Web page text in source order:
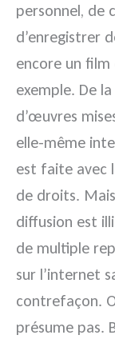
personnel, de
d’enregistrer
encore un
exemple. De
d’œuvres
elle-même
est faite avec
de droits.
diffusion est
de multiple
sur l’internet
contrefaçon.
présume pas.